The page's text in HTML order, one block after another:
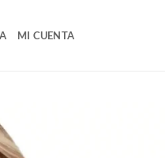
MI CUENTA